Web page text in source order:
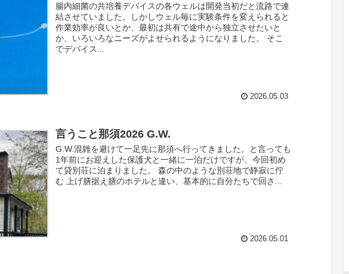
腸内細菌の共培養デバイスの各ウェルは開発当初だと流路で連
結させていました。しかしウェル毎に実験条件を変えられると
作業効率が良いとか、最初は共有で途中から独立させたいと
か、いろいろなニーズがよせられるようになりました。 そこ
でデバイス...
2026.05.03
言うこと那須2026 G.W.
G.W.混雑を避けて一足先に那須へ行ってきました。と言っても
1年前にお迎えした保護犬と一緒に一泊だけですが、今回初め
て貸別荘に泊まりました。 森の中のような別荘地で静寂に佇
む 上げ膳据え膳のホテルと違い、基本的に自分たちで回さ...
2026.05.01